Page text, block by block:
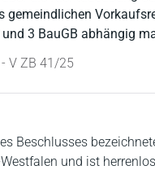
gemeindlichen
3 BauGB abhängig
V ZB 41/25
Beschlusses
und ist